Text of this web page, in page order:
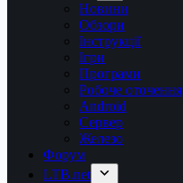
Новини
Обзори
Інструкції
Ігри
Програми
Робоче оточення
Android
Сервер
Железо
Форум
LTB.net